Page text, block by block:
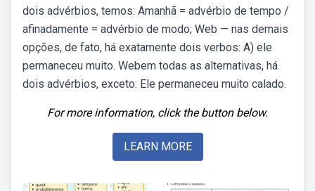
dois advérbios, temos: Amanhã = advérbio de tempo /
afinadamente = advérbio de modo; Web — nas demais
opções, de fato, há exatamente dois verbos: A) ele
permaneceu muito. Webem todas as alternativas, há
dois advérbios, exceto: Ele permaneceu muito calado.
For more information, click the button below.
LEARN MORE